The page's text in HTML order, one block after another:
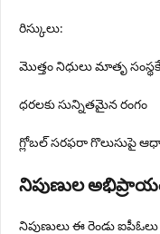
రిస్కులు:
మొత్తం నిధులు మాతృ
ధరలకు సున్నితమైన రంగం
గ్లోబల్ సరఫరా గొలుసుపై
నిపుణుల
నిపుణులు ఈ రెండు